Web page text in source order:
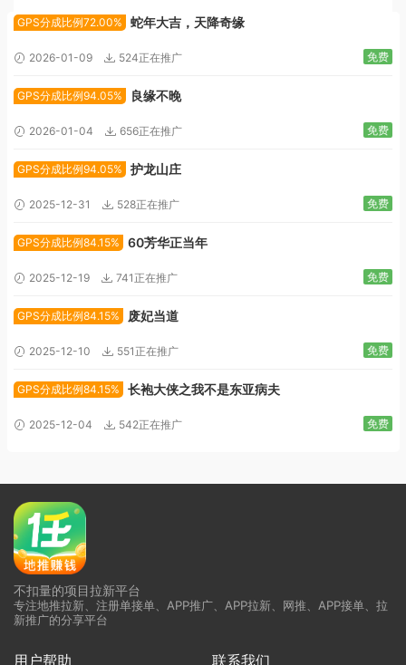
GPS分成比例72.00% 蛇年大吉，天降奇缘
2026-01-09 524正在推广 免费
GPS分成比例94.05% 良缘不晚
2026-01-04 656正在推广 免费
GPS分成比例94.05% 护龙山庄
2025-12-31 528正在推广 免费
GPS分成比例84.15% 60芳华正当年
2025-12-19 741正在推广 免费
GPS分成比例84.15% 废妃当道
2025-12-10 551正在推广 免费
GPS分成比例84.15% 长袍大侠之我不是东亚病夫
2025-12-04 542正在推广 免费
不扣量的项目拉新平台
专注地推拉新、注册单接单、APP推广、APP拉新、网推、APP接单、拉
新推广的分享平台
用户帮助 联系我们